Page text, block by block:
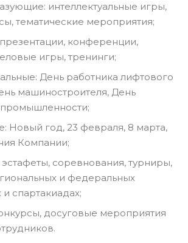
интеллектуальные игры,
тематические мероприятия;
конференции,
игры, тренинги;
День работника лифтового
машиностроителя, День
Новый год, 23 февраля, 8 марта,
Компании;
соревнования, турниры,
и федеральных
спартакиадах;
досуговые мероприятия